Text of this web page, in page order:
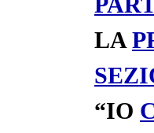
LA
“IO